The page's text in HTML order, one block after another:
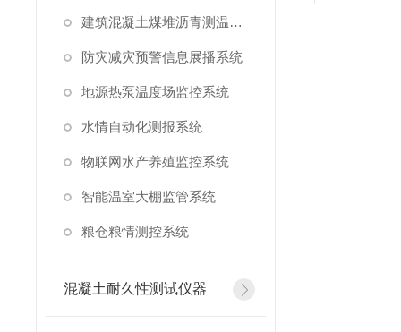
建筑混凝土煤堆沥青测温系统
防灾减灾预警信息展播系统
地源热泵温度场监控系统
水情自动化测报系统
物联网水产养殖监控系统
智能温室大棚监管系统
粮仓粮情测控系统
混凝土耐久性测试仪器